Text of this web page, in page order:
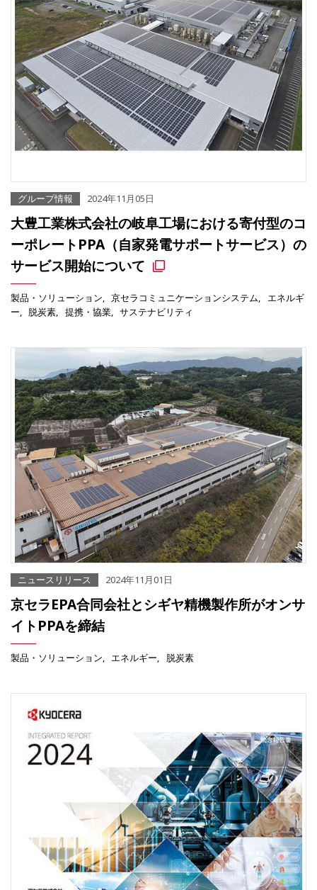
グループ情報 2024年11月05日
大豊工業株式会社の岐阜工場における寄付型のコ
ーポレートPPA（自家発電サポートサービス）の
サービス開始について
製品・ソリューション 京セラコミュニケーションシステム
エネルギ
ー
脱炭素 提携・協業 サステナビリティ
ニュースリリース 2024年11月01日
京セラEPA合同会社とシギヤ精機製作所がオンサ
イトPPAを締結
製品・ソリューション エネルギー 脱炭素